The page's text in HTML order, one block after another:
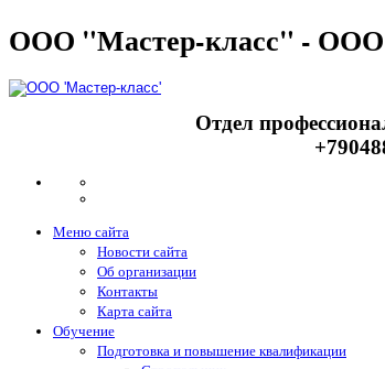
ООО "Мастер-класс" - ООО
Отдел
Меню сайта
Новости сайта
Об организации
Контакты
Карта сайта
Обучение
Подготовка и повышение квалификации